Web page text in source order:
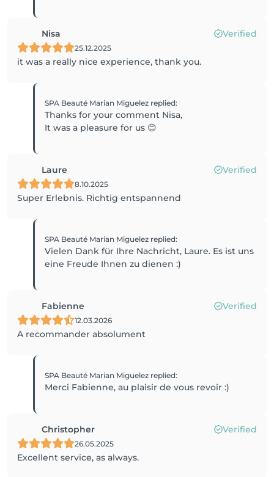
Nisa Verified
25.12.2025
it was a really nice experience, thank you.
SPA Beauté Marian Miguelez replied:
Thanks for your comment Nisa,
It was a pleasure for us 😊
Laure Verified
8.10.2025
Super Erlebnis. Richtig entspannend
SPA Beauté Marian Miguelez replied:
Vielen Dank für Ihre Nachricht, Laure. Es ist uns
eine Freude Ihnen zu dienen :)
Fabienne Verified
12.03.2026
A recommander absolument
SPA Beauté Marian Miguelez replied:
Merci Fabienne, au plaisir de vous revoir :)
Christopher Verified
26.05.2025
Excellent service, as always.